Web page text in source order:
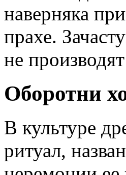
наверняка
прахе.
не
Оборотни
В культуре
ритуал,